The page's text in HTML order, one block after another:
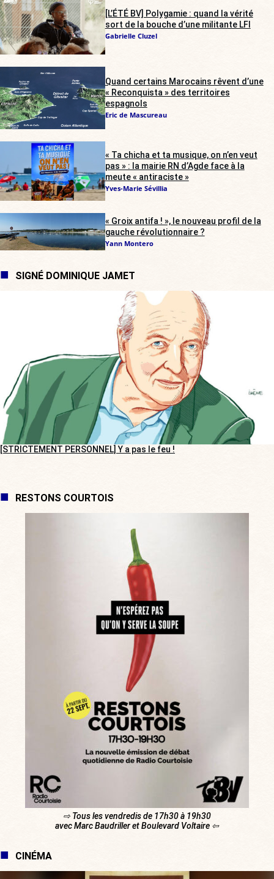
[L’ÉTÉ BV] Polygamie : quand la vérité
sort de la bouche d’une militante LFI
Gabrielle Cluzel
Quand certains Marocains rêvent d’une
« Reconquista » des territoires
espagnols
Eric de Mascureau
« Ta chicha et ta musique, on n’en veut
pas » : la mairie RN d’Agde face à la
meute « antiraciste »
Yves-Marie Sévillia
« Groix antifa ! », le nouveau profil de la
gauche révolutionnaire ?
Yann Montero
SIGNÉ DOMINIQUE JAMET
[STRICTEMENT PERSONNEL] Y a pas le feu !
RESTONS COURTOIS
⇨ Tous les vendredis de 17h30 à 19h30
avec Marc Baudriller et Boulevard Voltaire ⇦
CINÉMA